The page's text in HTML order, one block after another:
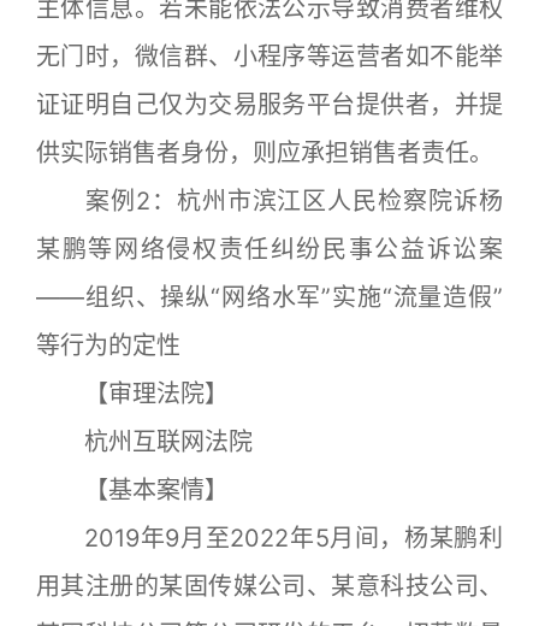
主体信息。若未能依法公示导致消费者维权
无门时，微信群、小程序等运营者如不能举
证证明自己仅为交易服务平台提供者，并提
供实际销售者身份，则应承担销售者责任。
案例2：杭州市滨江区人民检察院诉杨
某鹏等网络侵权责任纠纷民事公益诉讼案
——组织、操纵“网络水军”实施“流量造假”
等行为的定性
【审理法院】
杭州互联网法院
【基本案情】
2019年9月至2022年5月间，杨某鹏利
用其注册的某固传媒公司、某意科技公司、